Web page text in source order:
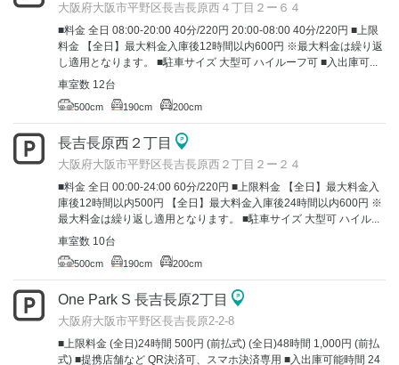
大阪府大阪市平野区長吉長原西４丁目２ー６４
■料金 全日 08:00-20:00 40分/220円 20:00-08:00 40分/220円 ■上限
料金 【全日】最大料金入庫後12時間以内600円 ※最大料金は繰り返
し適用となります。 ■駐車サイズ 大型可 ハイルーフ可 ■入出庫可...
車室数 12台
500cm 190cm 200cm
長吉長原西２丁目
大阪府大阪市平野区長吉長原西２丁目２ー２４
■料金 全日 00:00-24:00 60分/220円 ■上限料金 【全日】最大料金入
庫後12時間以内500円 【全日】最大料金入庫後24時間以内600円 ※
最大料金は繰り返し適用となります。 ■駐車サイズ 大型可 ハイル...
車室数 10台
500cm 190cm 200cm
One Park S 長吉長原2丁目
大阪府大阪市平野区長吉長原2-2-8
■上限料金 (全日)24時間 500円 (前払式) (全日)48時間 1,000円 (前払
式) ■提携店舗など QR決済可、スマホ決済専用 ■入出庫可能時間 24